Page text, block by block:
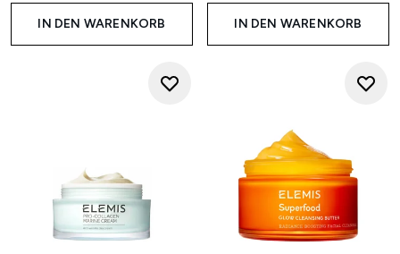
IN DEN WARENKORB IN DEN WARENKORB